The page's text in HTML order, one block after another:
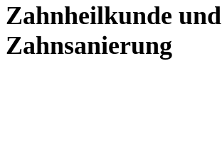
Zahnheilkunde und
Zahnsanierung